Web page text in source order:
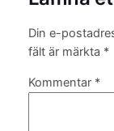
Din e-
fält är märkta *
Kommentar *